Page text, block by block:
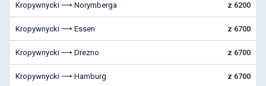
Kropywnycki ⟶ Norymberga z 6200
Kropywnycki ⟶ Essen z 6700
Kropywnycki ⟶ Drezno z 6700
Kropywnycki ⟶ Hamburg z 6700